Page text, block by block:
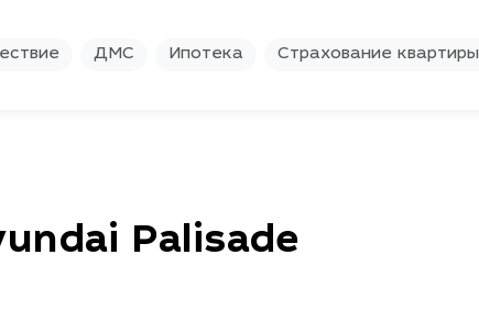
ДМС Ипотека Страхование квартиры
Palisade